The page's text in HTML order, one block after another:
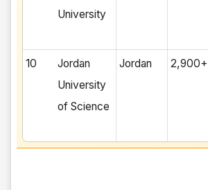
University
10
Jordan
University
of Science
Jordan 2,900+